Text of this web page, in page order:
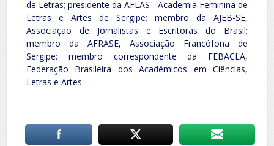
de Letras; presidente da AFLAS - Academia Feminina de
Letras e Artes de Sergipe; membro da AJEB-SE,
Associação de Jornalistas e Escritoras do Brasil;
membro da AFRASE, Associação Francófona de
Sergipe; membro correspondente da FEBACLA,
Federação Brasileira dos Acadêmicos em Ciências,
Letras e Artes.